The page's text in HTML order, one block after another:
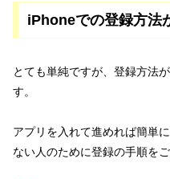
iPhoneでの登録方法
とても単純ですが、登録方法
す。
アプリを入れて進めれば簡単
ない人のために登録の手順を